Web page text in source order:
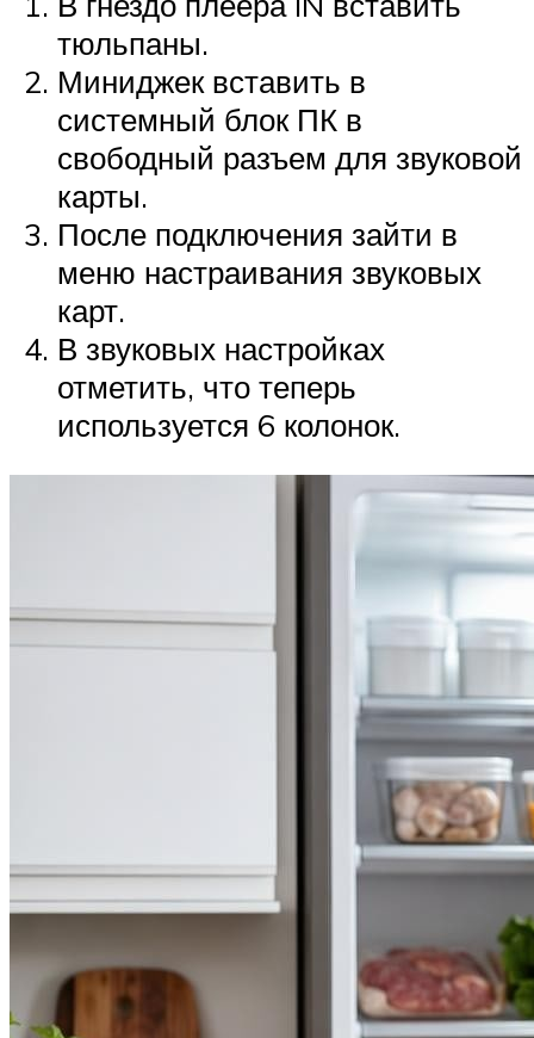
тюльпаны.
Миниджек вставить в
системный блок ПК в
свободный разъем для звуковой
карты.
После подключения зайти в
меню настраивания звуковых
карт.
В звуковых настройках
отметить, что теперь
используется 6 колонок.